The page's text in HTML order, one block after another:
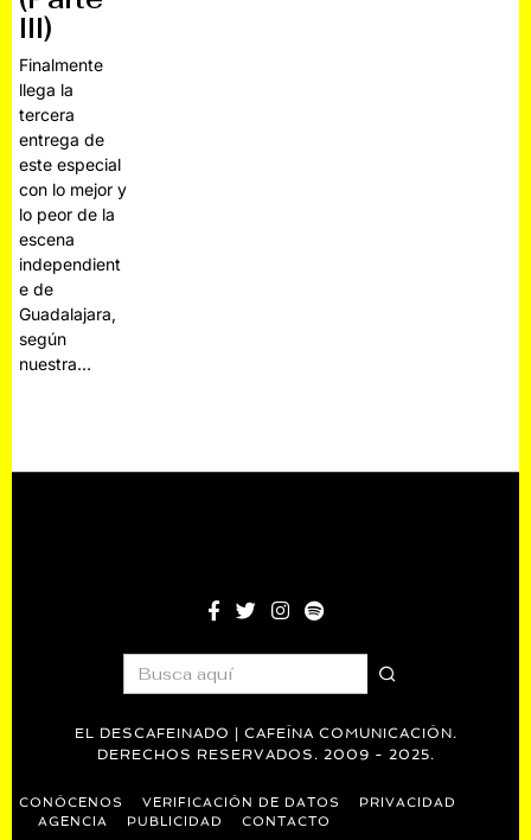
III)
Finalmente
llega la
tercera
entrega de
este especial
con lo mejor y
lo peor de la
escena
independient
e de
Guadalajara,
según
nuestra…
EL DESCAFEINADO | CAFEÍNA COMUNICACIÓN.
DERECHOS RESERVADOS. 2009 - 2025.
CONÓCENOS VERIFICACIÓN DE DATOS
PRIVACIDAD
AGENCIA
PUBLICIDAD CONTACTO